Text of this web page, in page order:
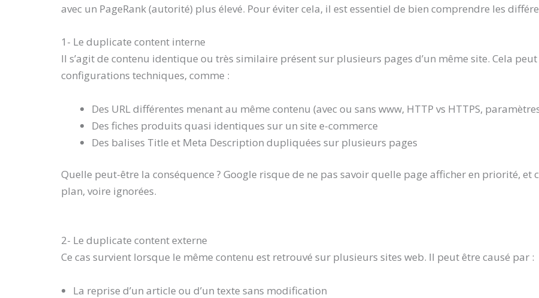
avec un PageRank (autorité) plus élevé. Pour éviter cela, il est essentiel de bien comprendre les
1️- Le duplicate content interne
Il s’agit de contenu identique ou très similaire présent sur plusieurs pages d’un même site. Cela
configurations techniques, comme :
Des URL différentes menant au même contenu (avec ou sans www, HTTP vs HTTPS,
Des fiches produits quasi identiques sur un site e-commerce
Des balises Title et Meta Description dupliquées sur plusieurs pages
Quelle peut-être la conséquence ? Google risque de ne pas savoir quelle page afficher en priorité, et
plan, voire ignorées.
2️- Le duplicate content externe
Ce cas survient lorsque le même contenu est retrouvé sur plusieurs sites web. Il peut être causé par :
La reprise d’un article ou d’un texte sans modification